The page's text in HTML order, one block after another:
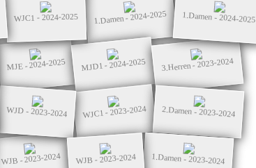
WJC1 - 2024-2025 1.Damen - 2024-2025 1.Damen - 2024-2025
MJE - 2024-2025 MJD1 - 2024-2025 3.Herren - 2023-2024
WJD - 2023-2024 WJC1 - 2023-2024 2.Damen - 2023-2024
WJB - 2023-2024 WJB - 2023-2024 1.Damen - 2023-2024